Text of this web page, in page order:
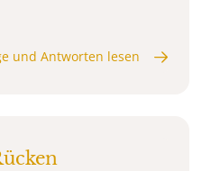
und Antworten lesen